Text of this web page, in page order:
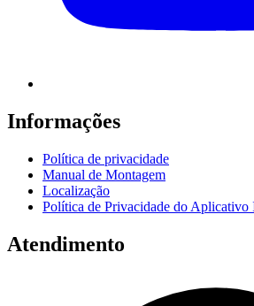
Informações
Política de privacidade
Manual de Montagem
Localização
Política de Privacidade do Aplicativo
Atendimento